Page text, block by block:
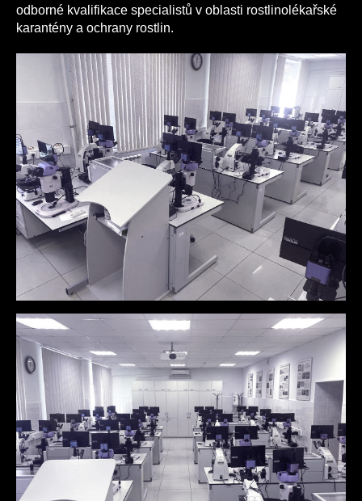
odborné kvalifikace specialistů v oblasti rostlinolékařské
karantény a ochrany rostlin.